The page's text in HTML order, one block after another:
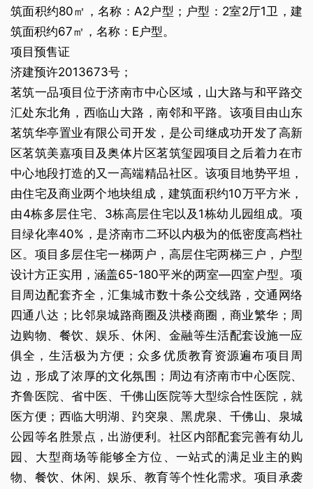
筑面积约80㎡，名称：A2户型；户型：2室2厅1卫，建
筑面积约67㎡，名称：E户型。
项目预售证
济建预许2013673号；
茗筑一品项目位于济南市中心区域，山大路与和平路交
汇处东北角，西临山大路，南邻和平路。该项目由山东
茗筑华亭置业有限公司开发，是公司继成功开发了高新
区茗筑美嘉项目及奥体片区茗筑玺园项目之后着力在市
中心地段打造的又一高端精品社区。该项目地势平坦，
由住宅及商业两个地块组成，建筑面积约10万平方米，
由4栋多层住宅、3栋高层住宅以及1栋幼儿园组成。项
目绿化率40%，是济南市二环以内极为的低密度高档社
区。项目多层住宅一梯两户，高层住宅两梯三户，户型
设计方正实用，涵盖65-180平米的两室—四室户型。项
目周边配套齐全，汇集城市数十条公交线路，交通网络
四通八达；比邻泉城路商圈及洪楼商圈，商业繁华；周
边购物、餐饮、娱乐、休闲、金融等生活配套设施一应
俱全，生活极为方便；众多优质教育资源遍布项目周
边，形成了浓厚的文化氛围；周边有济南市中心医院、
齐鲁医院、省中医、千佛山医院等大型综合性医院，就
医方便；西临大明湖、趵突泉、黑虎泉、千佛山、泉城
公园等名胜景点，出游便利。社区内部配套完善有幼儿
园、大型商场等能够全方位、一站式的满足业主的购
物、餐饮、休闲、娱乐、教育等个性化需求。项目承袭